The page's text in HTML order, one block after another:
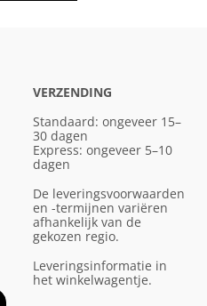
VERZENDING
Standaard: ongeveer 15–
30 dagen
Express: ongeveer 5–10
dagen
De leveringsvoorwaarden
en -termijnen variëren
afhankelijk van de
gekozen regio.
Leveringsinformatie in
het winkelwagentje.